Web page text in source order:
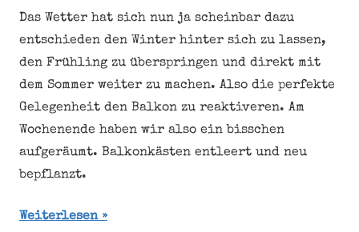
Das Wetter hat sich nun ja scheinbar dazu
entschieden den Winter hinter sich zu lassen,
den Frühling zu überspringen und direkt mit
dem Sommer weiter zu machen. Also die perfekte
Gelegenheit den Balkon zu reaktiveren. Am
Wochenende haben wir also ein bisschen
aufgeräumt. Balkonkästen entleert und neu
bepflanzt.
Weiterlesen